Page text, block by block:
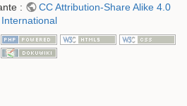
:
CC Attribution-Share Alike 4.0
International